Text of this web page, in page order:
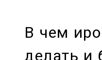
В чем
делать и